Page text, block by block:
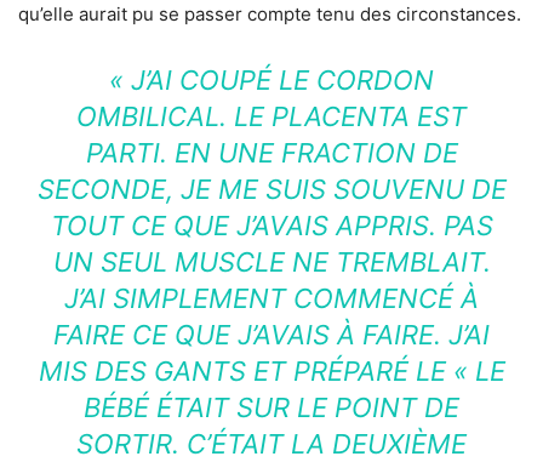
qu’elle aurait pu se passer compte tenu des circonstances.
« J’AI COUPÉ LE CORDON
OMBILICAL. LE PLACENTA EST
PARTI. EN UNE FRACTION DE
SECONDE, JE ME SUIS SOUVENU DE
TOUT CE QUE J’AVAIS APPRIS. PAS
UN SEUL MUSCLE NE TREMBLAIT.
J’AI SIMPLEMENT COMMENCÉ À
FAIRE CE QUE J’AVAIS À FAIRE. J’AI
MIS DES GANTS ET PRÉPARÉ LE « LE
BÉBÉ ÉTAIT SUR LE POINT DE
SORTIR. C’ÉTAIT LA DEUXIÈME